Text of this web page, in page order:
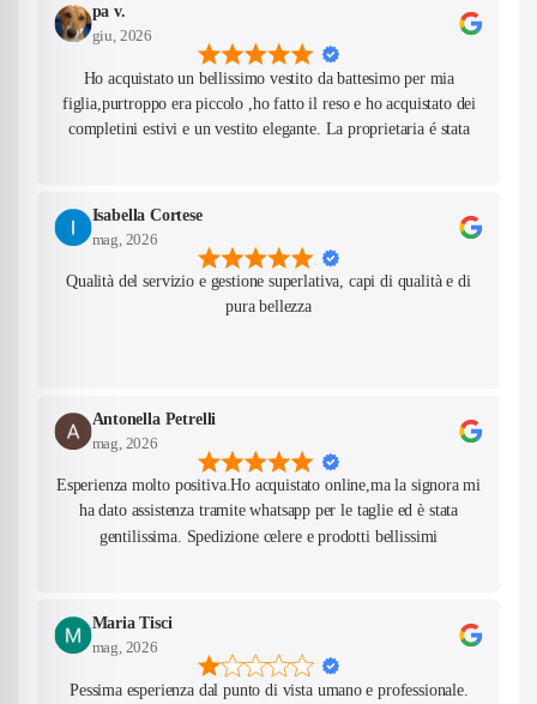
pa v.
giu, 2026
Ho acquistato un bellissimo vestito da battesimo per mia
figlia,purtroppo era piccolo ,ho fatto il reso e ho acquistato dei
completini estivi e un vestito elegante. La proprietaria é stata
avevo fatto. Oggi é arrivato il pacco,tutti i prodotti sono
bellissimi,sistemati con cura e profumatissimi e i materiali di
qualità. Saró felice in futuro di fare nuovi ordini da voi. Grazie
ancora e complimenti!
Isabella Cortese
mag, 2026
Qualità del servizio e gestione superlativa, capi di qualità e di
pura bellezza
Antonella Petrelli
mag, 2026
Esperienza molto positiva.Ho acquistato online,ma la signora mi
ha dato assistenza tramite whatsapp per le taglie ed è stata
gentilissima. Spedizione celere e prodotti bellissimi
Maria Tisci
mag, 2026
Pessima esperienza dal punto di vista umano e professionale.